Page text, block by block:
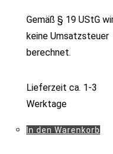
Gemäß § 19 UStG
keine Umsatzsteuer
berechnet.
Lieferzeit ca. 1-3
Werktage
In den Warenkorb